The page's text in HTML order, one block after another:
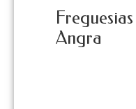
Angra